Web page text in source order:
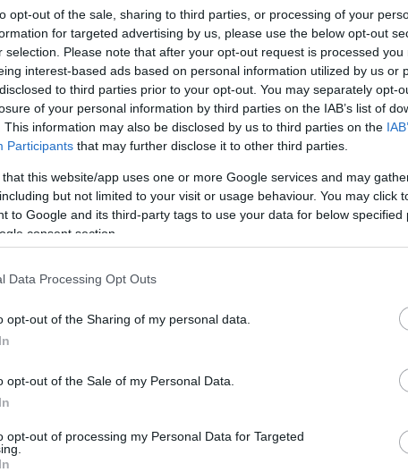
opt-out of the sale, sharing to third parties, or processing of your
for targeted advertising by us, please use the below opt-out
selection. Please note that after your opt-out request is processed you
interest-based ads based on personal information utilized by us or
to third parties prior to your opt-out. You may separately opt-
of your personal information by third parties on the IAB’s list of
This information may also be disclosed by us to third parties on the
Participants that may further disclose it to other third parties.
that this website/app uses one or more Google services and may
but not limited to your visit or usage behaviour. You may click
to Google and its third-party tags to use your data for below specified
consent section.
Data Processing Opt Outs
opt-out of the Sharing of my personal data.
opt-out of the Sale of my Personal Data.
opt-out of processing my Personal Data for Targeted
είναι βαθιά ριζωμένη στην
λέει «πάω για καφέ», αυτό
ένα τραπεζάκι -καφενείου κάποτε,
τα φλέγοντα θέματα της
και την πολιτική μέχρι το ποιος
φίλοι, κουβέντα και, κάπου στη
το είπε πρώτος ότι η τάδε ομάδα
«σιγουράκι» και γύρω του
απλώς, πλέον, δεν περιορίζονται
Χ, αλλά προβλέπουν πόσες κάρτες
Νόστος
ταβέρνα
όπου το